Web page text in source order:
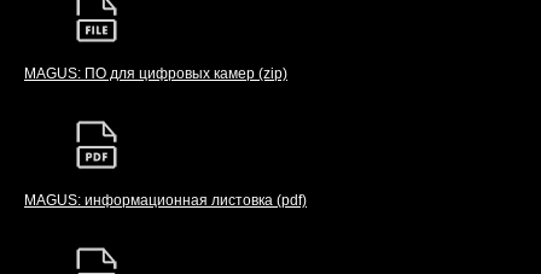
MAGUS: ПО для цифровых камер (zip)
MAGUS: информационная листовка (pdf)